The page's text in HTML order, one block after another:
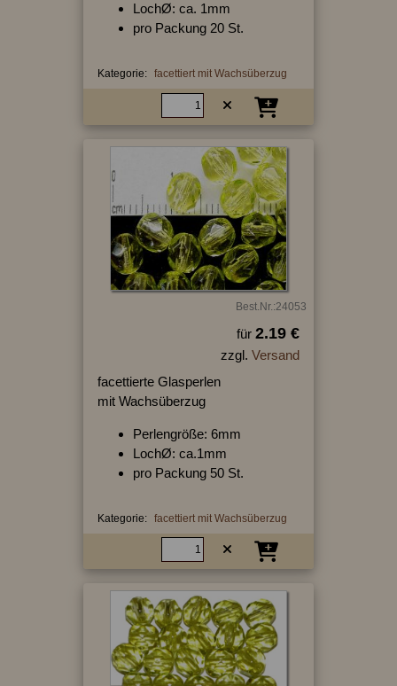
LochØ: ca. 1mm
pro Packung 20 St.
Kategorie: facettiert mit Wachsüberzug
Best.Nr.:24053
für 2.19 €
zzgl. Versand
facettierte Glasperlen
mit Wachsüberzug
Perlengröße: 6mm
LochØ: ca.1mm
pro Packung 50 St.
Kategorie: facettiert mit Wachsüberzug